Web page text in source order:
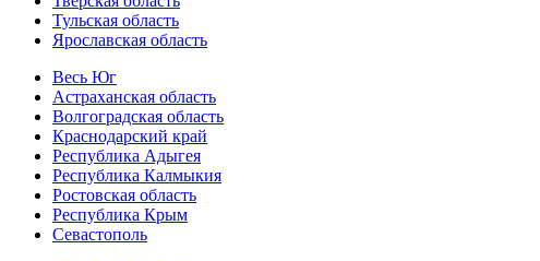
Тульская область
Ярославская область
Весь Юг
Астраханская область
Волгоградская область
Краснодарский край
Республика Адыгея
Республика Калмыкия
Ростовская область
Республика Крым
Севастополь